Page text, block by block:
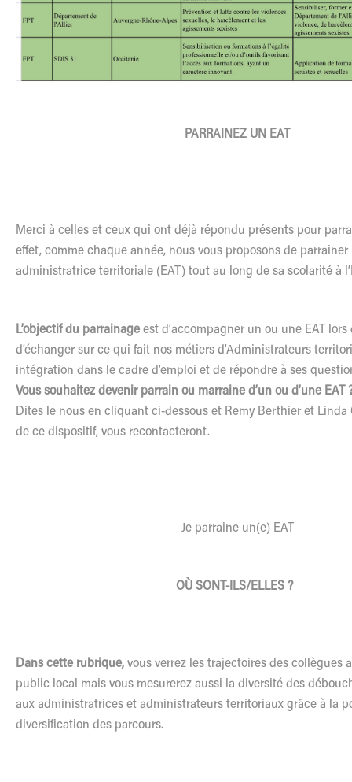
PARRAINEZ UN EAT
Merci à celles et ceux qui ont déjà répondu présents pour
effet, comme chaque année, nous vous proposons de
administratrice territoriale (EAT) tout au long de sa scolarité à
L’objectif du parrainage est d’accompagner un ou une EAT
d’échanger sur ce qui fait nos métiers d’Administrateurs
intégration dans le cadre d’emploi et de répondre à ses
Vous souhaitez devenir parrain ou marraine d’un ou d’une EAT
Dites le nous en cliquant ci-dessous et Remy Berthier et Linda
de ce dispositif, vous recontacteront.
Je parraine un(e) EAT
OÙ SONT-ILS/ELLES ?
Dans cette rubrique, vous verrez les trajectoires des collègues
public local mais vous mesurerez aussi la diversité des
aux administratrices et administrateurs territoriaux grâce à la
diversification des parcours.